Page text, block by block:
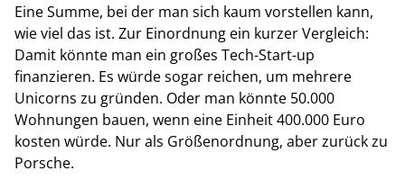
Eine Summe, bei der man sich kaum vorstellen kann,
wie viel das ist. Zur Einordnung ein kurzer Vergleich:
Damit könnte man ein großes Tech-Start-up
finanzieren. Es würde sogar reichen, um mehrere
Unicorns zu gründen. Oder man könnte 50.000
Wohnungen bauen, wenn eine Einheit 400.000 Euro
kosten würde. Nur als Größenordnung, aber zurück zu
Porsche.